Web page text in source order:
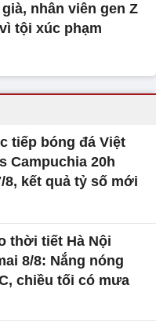
nhân viên gen Z
tội xúc phạm
tiếp bóng đá Việt
Campuchia 20h
8, kết quả tỷ số mới
thời tiết Hà Nội
8/8: Nắng nóng
chiều tối có mưa